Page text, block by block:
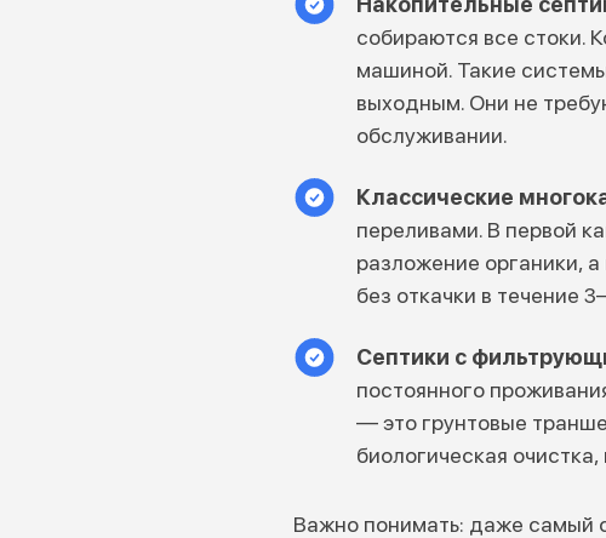
собираются все стоки.
машиной. Такие
выходным. Они не
обслуживании.
Классические
переливами. В первой
разложение органики,
без откачки в течение
Септики с
постоянного
— это грунтовые
биологическая
Важно понимать: даже самый